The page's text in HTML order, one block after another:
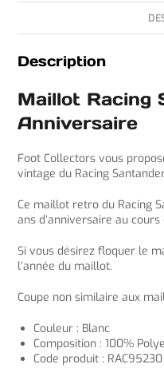
Description
Maillot Racing
Anniversaire
Foot Collectors vous
vintage du Racing
Ce maillot retro du Racing
ans d’anniversaire au
Si vous désirez floquer le
l’année du maillot.
Coupe non similaire aux
Couleur : Blanc
Composition : 100%
Code produit : RAC95230